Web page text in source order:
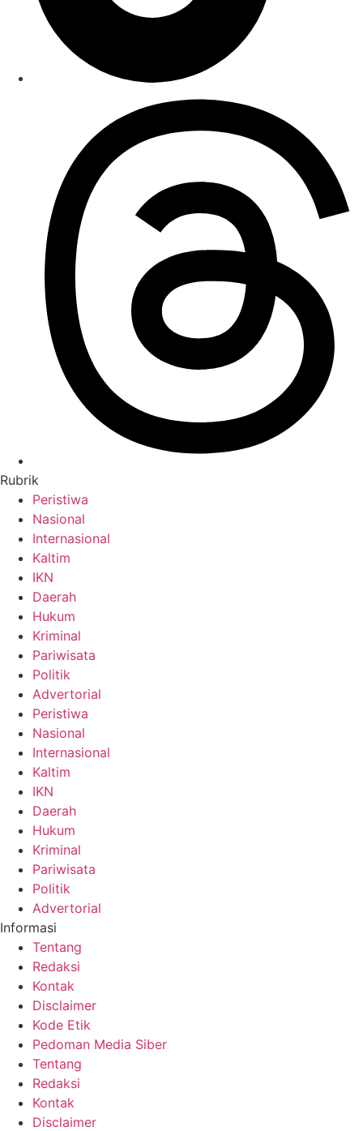
Rubrik
Peristiwa
Nasional
Internasional
Kaltim
IKN
Daerah
Hukum
Kriminal
Pariwisata
Politik
Advertorial
Peristiwa
Nasional
Internasional
Kaltim
IKN
Daerah
Hukum
Kriminal
Pariwisata
Politik
Advertorial
Informasi
Tentang
Redaksi
Kontak
Disclaimer
Kode Etik
Pedoman Media Siber
Tentang
Redaksi
Kontak
Disclaimer